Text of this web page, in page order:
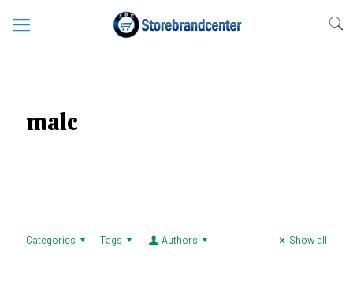
malc
Categories Tags Authors Show all